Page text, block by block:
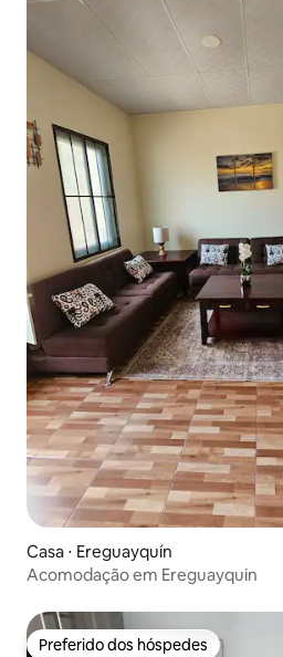
Casa ⋅ Ereguayquín
Acomodação em Ereguayquin
Preferido dos hóspedes